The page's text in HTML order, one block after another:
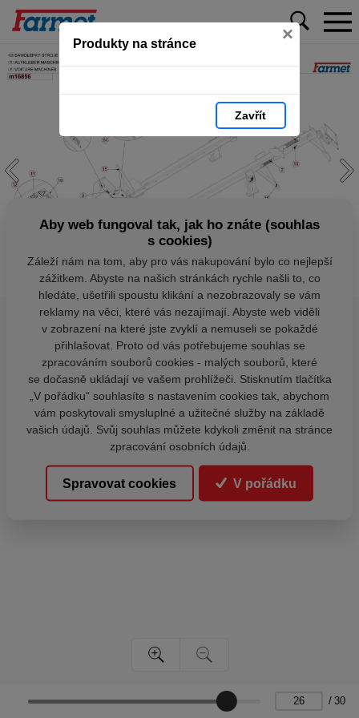
Produkty na stránce ×
Zavřít
/ 30
Aby web fungoval tak, jak ho znáte (souhlas
s cookies)
Záleží nám na tom, aby pro vás nakupování bylo co nejlepší
zážitkem. Abyste na našich stránkách rychle našli to, co
hledáte, ušetřili spoustu klikání a nezobrazovaly se vám
reklamy na věci, které vás nezajímají. Abyste web viděli
v zobrazení na které jste zvyklí a nemuseli se pokaždé
přihlašovat. Proto od vás potřebujeme souhlas se
zpracováním souborů cookies - malých souborů, které
se dočasně ukládají ve vašem prohlížeči. Stisknutím tlačítka
„V pořádku“ souhlasíte s nastavením cookies tak, abychom
vám poskytovali smysluplné a užitečné služby na základě
vašich údajů. Svůj souhlas můžete kdykoli změnit na stránce
zpracování osobních údajů.
Spravovat cookies V pořádku